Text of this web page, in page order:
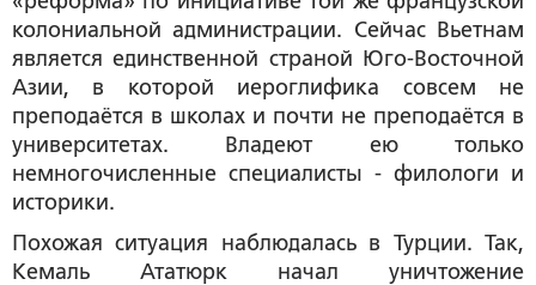
колониальной администрации. Сейчас Вьетнам
является единственной страной Юго-Восточной
Азии, в которой иероглифика совсем не
преподаётся в школах и почти не преподаётся в
университетах. Владеют ею только
немногочисленные специалисты - филологи и
историки.
Похожая ситуация наблюдалась в Турции. Так,
Кемаль Ататюрк начал уничтожение